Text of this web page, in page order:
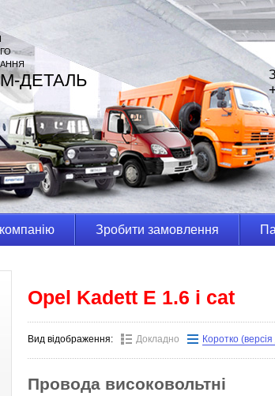
ДЕТАЛЬ
Зробити замовлення
Opel Kadett E 1.6 i cat
Вид відображення: Докладно Коротко
Провода високовольтні